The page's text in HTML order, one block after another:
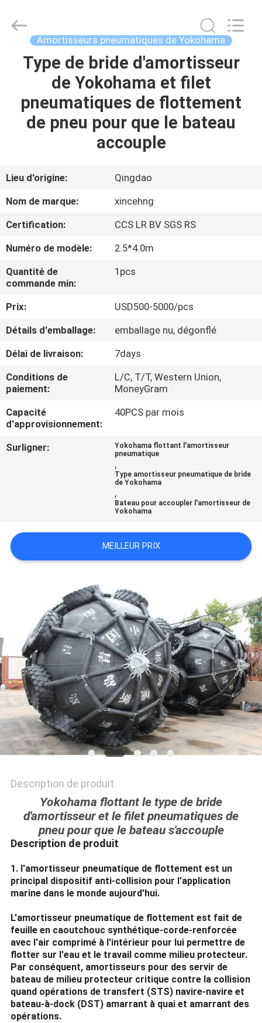
MAISON
PRODUITS
A
DE
NOUS
VISITE
D'USINE
CONTRÔLE
DE
QUALITÉ
CONTACTEZ-
NOUS
PLAN
PRIVACY
POLICY
Products
Amortisseurs pneumatiques de Yokohama
Type de bride d'amortisseur
de Yokohama et filet
pneumatiques de flottement
de pneu pour que le bateau
accouple
Lieu d'origine:
Qingdao
Nom de marque:
xincehng
Certification:
CCS LR BV SGS RS
Numéro de modèle:
2.5*4.0m
Quantité de
commande min:
1pcs
Prix:
USD500-5000/pcs
Détails d'emballage:
emballage nu, dégonflé
Délai de livraison:
7days
Conditions de
paiement:
L/C, T/T, Western Union,
MoneyGram
Capacité
d'approvisionnement:
40PCS par mois
Surligner:
Yokohama flottant l'amortisseur
pneumatique
,
Type amortisseur pneumatique de bride
de Yokohama
,
Bateau pour accoupler l'amortisseur de
Yokohama
MEILLEUR PRIX
Description de produit
Yokohama flottant le type de bride
d'amortisseur et le filet pneumatiques de
pneu pour que le bateau s'accouple
Description de produit
1. l'amortisseur pneumatique de flottement est un
principal dispositif anti-collision pour l'application
marine dans le monde aujourd'hui.
L'amortisseur pneumatique de flottement est fait de
feuille en caoutchouc synthétique-corde-renforcée
avec l'air comprimé à l'intérieur pour lui permettre de
flotter sur l'eau et le travail comme milieu protecteur.
Par conséquent, amortisseurs pour des servir de
bateau de milieu protecteur critique contre la collision
quand opérations de transfert (STS) navire-navire et
bateau-à-dock (DST) amarrant à quai et amarrant des
opérations.